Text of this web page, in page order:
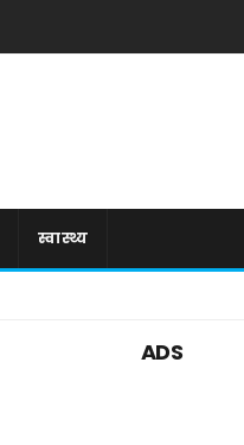
स्वास्थ्य
ADS